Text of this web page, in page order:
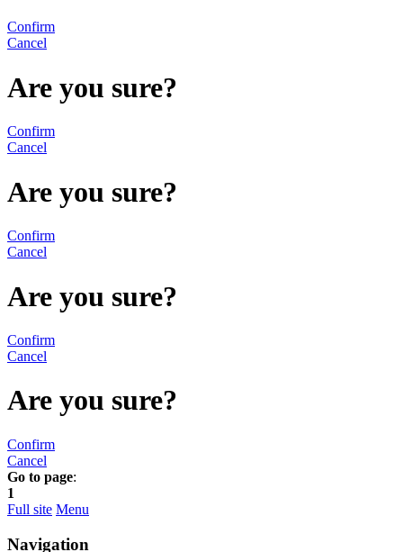
Confirm
Cancel
Are you sure?
Confirm
Cancel
Are you sure?
Confirm
Cancel
Are you sure?
Confirm
Cancel
Are you sure?
Confirm
Cancel
Go to page:
1
Full site Menu
Navigation